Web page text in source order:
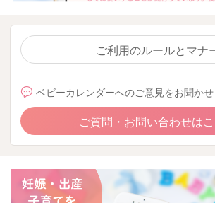
ご利用のルールとマナ
ベビーカレンダーへのご意見をお聞か
ご質問・お問い合わせは